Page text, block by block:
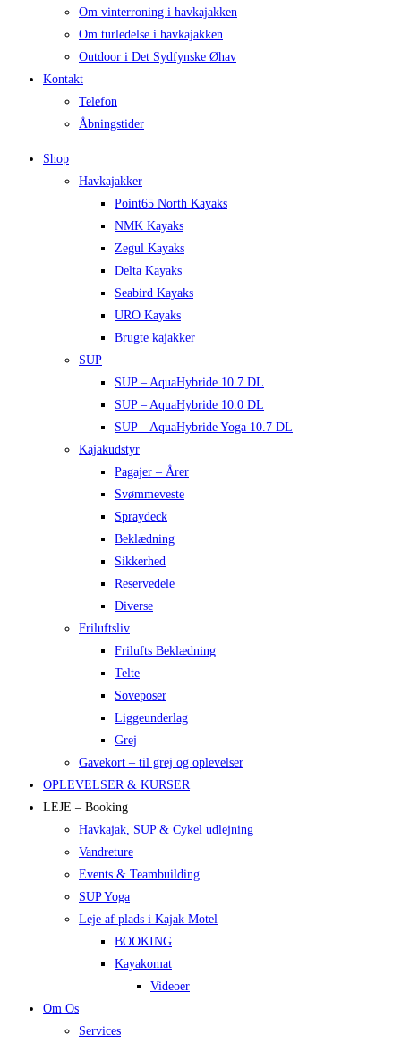
Om vinterroning i havkajakken
Om turledelse i havkajakken
Outdoor i Det Sydfynske Øhav
Kontakt
Telefon
Åbningstider
Shop
Havkajakker
Point65 North Kayaks
NMK Kayaks
Zegul Kayaks
Delta Kayaks
Seabird Kayaks
URO Kayaks
Brugte kajakker
SUP
SUP – AquaHybride 10.7 DL
SUP – AquaHybride 10.0 DL
SUP – AquaHybride Yoga 10.7 DL
Kajakudstyr
Pagajer – Årer
Svømmeveste
Spraydeck
Beklædning
Sikkerhed
Reservedele
Diverse
Friluftsliv
Frilufts Beklædning
Telte
Soveposer
Liggeunderlag
Grej
Gavekort – til grej og oplevelser
OPLEVELSER & KURSER
LEJE – Booking
Havkajak, SUP & Cykel udlejning
Vandreture
Events & Teambuilding
SUP Yoga
Leje af plads i Kajak Motel
BOOKING
Kayakomat
Videoer
Om Os
Services